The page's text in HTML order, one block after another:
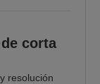
corta
resolución